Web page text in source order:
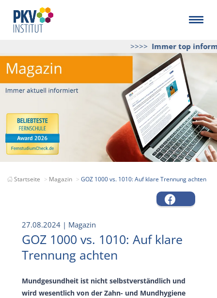
>>>>Immer top
Startseite Magazin GOZ 1000 vs. 1010: Auf klare Trennung achten
27.08.2024 | Magazin
GOZ 1000 vs. 1010: Auf klare
Trennung achten
Mundgesundheit ist nicht selbstverständlich und
wird wesentlich von der Zahn- und Mundhygiene